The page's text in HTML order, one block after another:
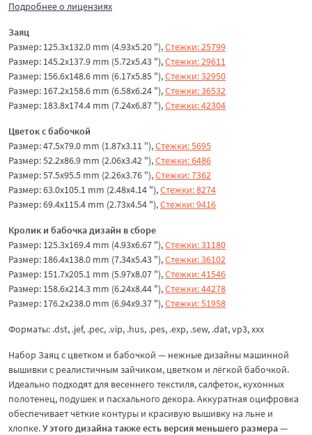
Подробнее о лицензиях
Заяц
Размер: 125.3x132.0 mm (4.93x5.20 "),Стежки: 25799
Размер: 145.2x137.9 mm (5.72x5.43 "),Стежки: 29611
Размер: 156.6x148.6 mm (6.17x5.85 "),Стежки: 32950
Размер: 167.2x158.6 mm (6.58x6.24 "),Стежки: 36532
Размер: 183.8x174.4 mm (7.24x6.87 "),Стежки: 42304
Цветок с бабочкой
Размер: 47.5x79.0 mm (1.87x3.11 "),Стежки: 5695
Размер: 52.2x86.9 mm (2.06x3.42 "),Стежки: 6486
Размер: 57.5x95.5 mm (2.26x3.76 "),Стежки: 7362
Размер: 63.0x105.1 mm (2.48x4.14 "),Стежки: 8274
Размер: 69.4x115.4 mm (2.73x4.54 "),Стежки: 9416
Кролик и бабочка дизайн в сборе
Размер: 125.3x169.4 mm (4.93x6.67 "),Стежки: 31180
Размер: 186.4x138.0 mm (7.34x5.43 "),Стежки: 36102
Размер: 151.7x205.1 mm (5.97x8.07 "),Стежки: 41546
Размер: 158.6x214.3 mm (6.24x8.44 "),Стежки: 44278
Размер: 176.2x238.0 mm (6.94x9.37 "),Стежки: 51958
Форматы: .dst, .jef, .pec, .vip, .hus, .pes, .exp, .sew, .dat, vp3, ххх
Набор Заяц с цветком и бабочкой — нежные дизайны машинной
вышивки с реалистичным зайчиком, цветком и лёгкой бабочкой.
Идеально подходят для весеннего текстиля, салфеток, кухонных
полотенец, подушек и пасхального декора. Аккуратная оцифровка
обеспечивает чёткие контуры и красивую вышивку на льне и
хлопке.У этого дизайна также есть версия меньшего размера —